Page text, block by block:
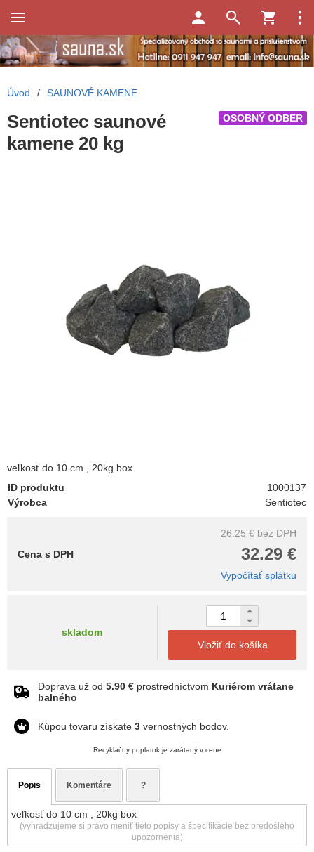
Úvod / SAUNOVÉ KAMENE
OSOBNÝ ODBER
Sentiotec saunové
kamene 20 kg
veľkosť do 10 cm , 20kg box
ID produktu
1000137
Výrobca
Sentiotec
26.25 € bez DPH
32.29 €
Cena s DPH
Vypočítať splátku
skladom
Vložiť do košíka
Doprava už od 5.90 € prostredníctvom Kuriérom vrátane
balného
Kúpou tovaru získate 3 vernostných bodov.
Recyklačný poplatok je zarátaný v cene
Popis Komentáre ?
veľkosť do 10 cm , 20kg box
(vyhradzujeme si právo meniť tieto popisy a špecifikácie bez predošlého
upozornenia)